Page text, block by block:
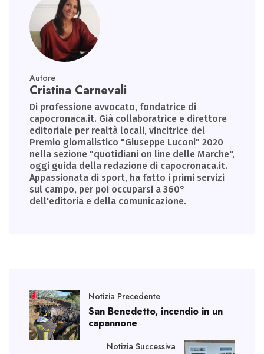
Autore
Cristina Carnevali
Di professione avvocato, fondatrice di
capocronaca.it. Già collaboratrice e direttore
editoriale per realtà locali, vincitrice del
Premio giornalistico "Giuseppe Luconi" 2020
nella sezione "quotidiani on line delle Marche",
oggi guida della redazione di capocronaca.it.
Appassionata di sport, ha fatto i primi servizi
sul campo, per poi occuparsi a 360°
dell'editoria e della comunicazione.
Notizia Precedente
San Benedetto, incendio in un
capannone
Notizia Successiva